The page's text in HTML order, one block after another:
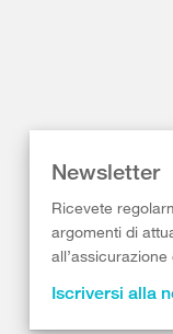
Newsletter
Ricevete
argomenti di
Iscriversi alla